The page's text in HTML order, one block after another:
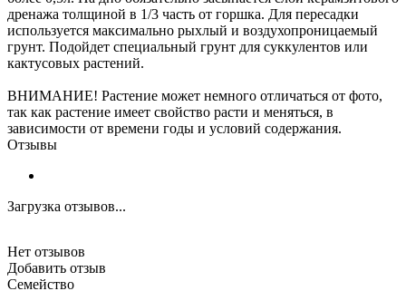
дренажа толщиной в 1/3 часть от горшка. Для пересадки
используется максимально рыхлый и воздухопроницаемый
грунт. Подойдет специальный грунт для суккулентов или
кактусовых растений.
ВНИМАНИЕ! Растение может немного отличаться от фото,
так как растение имеет свойство расти и меняться, в
зависимости от времени годы и условий содержания.
Отзывы
Загрузка отзывов...
Нет отзывов
Добавить отзыв
Семейство